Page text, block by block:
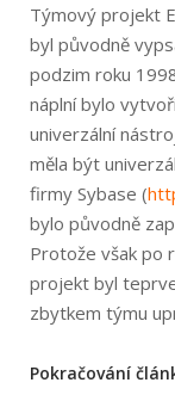
Týmový projekt
byl původně
podzim roku
náplní bylo
univerzální
měla být
firmy Sybase (
bylo původně
Protože však po
projekt byl
zbytkem týmu
„Týmový
Pokračování